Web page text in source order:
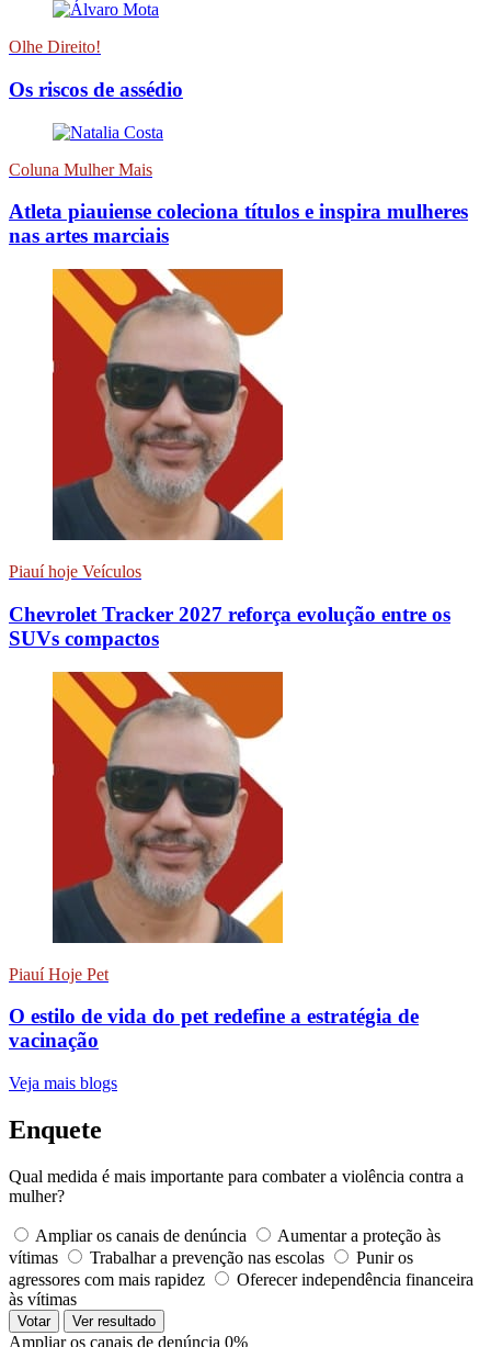
Olhe Direito!
Os riscos de assédio
Coluna Mulher Mais
Atleta piauiense coleciona títulos e inspira mulheres
nas artes marciais
Piauí hoje Veículos
Chevrolet Tracker 2027 reforça evolução entre os
SUVs compactos
Piauí Hoje Pet
O estilo de vida do pet redefine a estratégia de
vacinação
Veja mais blogs
Enquete
Qual medida é mais importante para combater a violência contra a
mulher?
Ampliar os canais de denúncia
Aumentar a proteção às
vítimas
Trabalhar a prevenção nas escolas
Punir os
agressores com mais rapidez
Oferecer independência financeira
às vítimas
Votar Ver resultado
Ampliar os canais de denúncia 0%